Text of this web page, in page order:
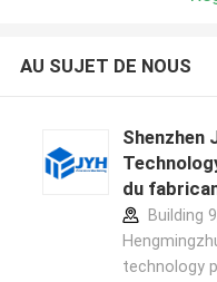
AU SUJET DE NOUS
Shenzhen
du
Building
technology